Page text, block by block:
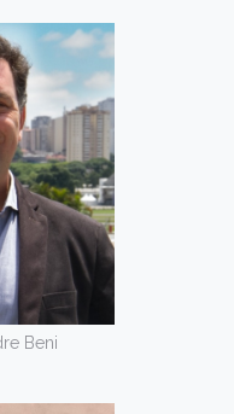
Beni